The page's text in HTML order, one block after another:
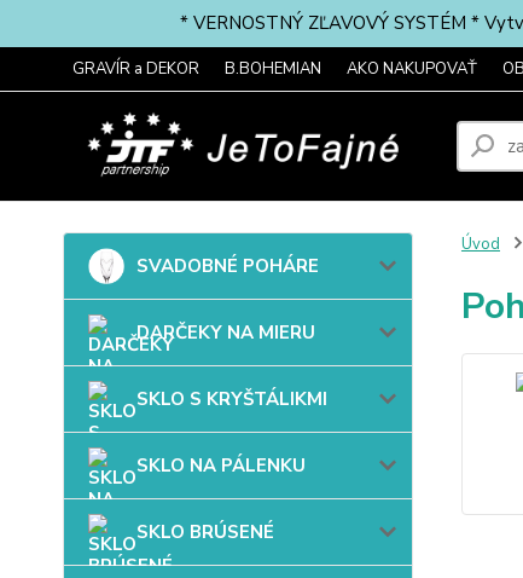
* VERNOSTNÝ ZĽAVOVÝ SYSTÉM *
GRAVÍR a DEKOR B.BOHEMIAN AKO NAKUPOVAŤ
SVADOBNÉ POHÁRE
DARČEKY NA MIERU
SKLO S KRYŠTÁLIKMI
SKLO NA PÁLENKU
SKLO BRÚSENÉ
Úvod